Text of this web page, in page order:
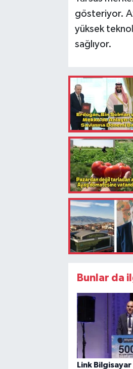
gösteriyor.
yüksek
sağlıyor.
Bunlar da
Link Bilgisayar